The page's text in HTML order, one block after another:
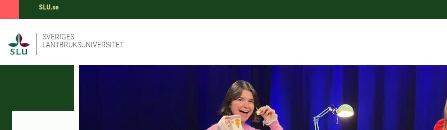
SLU.se
SVERIGES
LANTBRUKSUNIVERSITET